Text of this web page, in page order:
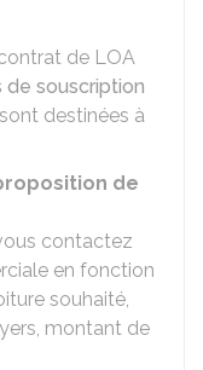
de LOA
de souscription
destinées à
de
contactez
en fonction
souhaité,
montant de